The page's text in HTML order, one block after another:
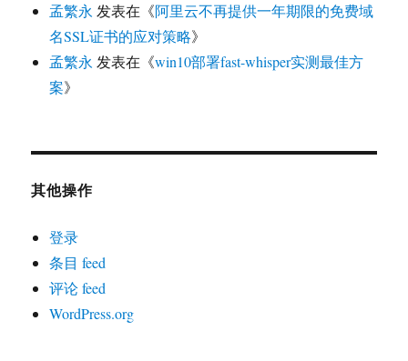
孟繁永 发表在《阿里云不再提供一年期限的免费域
名SSL证书的应对策略》
孟繁永 发表在《win10部署fast-whisper实测最佳方
案》
其他操作
登录
条目 feed
评论 feed
WordPress.org